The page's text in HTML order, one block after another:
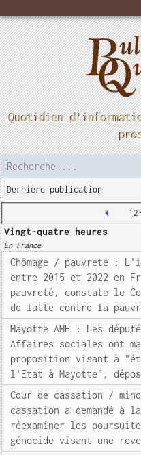
Quotidien
Dernière publication
Vingt-quatre heures
En France
Chômage / pauvreté :
entre 2015 et 2022 en
pauvreté, constate le
de lutte contre la
Mayotte AME : Les
Affaires sociales ont
proposition visant à
l'Etat à Mayotte",
Cour de cassation /
cassation a demandé à
réexaminer les
génocide visant une